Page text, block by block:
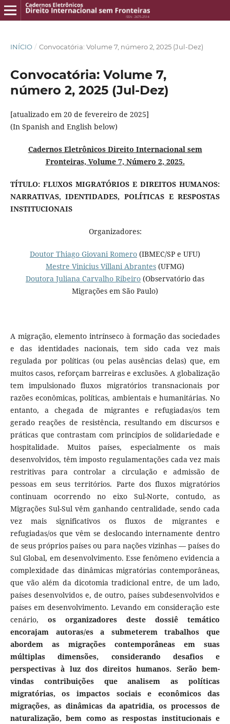
INÍCIO / Convocatória: Volume 7, número 2, 2025 (Jul-Dez)
Convocatória: Volume 7,
número 2, 2025 (Jul-Dez)
[atualizado em 20 de fevereiro de 2025]
(In Spanish and English below)
Cadernos Eletrônicos Direito Internacional sem
Fronteiras, Volume 7, Número 2, 2025.
TÍTULO: FLUXOS MIGRATÓRIOS E DIREITOS HUMANOS:
NARRATIVAS, IDENTIDADES, POLÍTICAS E RESPOSTAS
INSTITUCIONAIS
Organizadores:
Doutor Thiago Giovani Romero (IBMEC/SP e UFU)
Mestre Vinicius Villani Abrantes (UFMG)
Doutora Juliana Carvalho Ribeiro (Observatório das
Migrações em São Paulo)
A migração, elemento intrínseco à formação das sociedades
e das identidades nacionais, tem sido cada vez mais
regulada por políticas (ou pelas ausências delas) que, em
muitos casos, reforçam barreiras e exclusões. A globalização
tem impulsionado fluxos migratórios transnacionais por
razões econômicas, políticas, ambientais e humanitárias. No
entanto, a chegada de migrantes e refugiadas/os tem
gerado reações de resistência, resultando em discursos e
práticas que contrastam com princípios de solidariedade e
hospitalidade. Muitos países, especialmente os mais
desenvolvidos, têm imposto regulamentações cada vez mais
restritivas para controlar a circulação e admissão de
pessoas em seus territórios. Parte dos fluxos migratórios
continuam ocorrendo no eixo Sul-Norte, contudo, as
Migrações Sul-Sul vêm ganhando centralidade, sendo cada
vez mais significativos os fluxos de migrantes e
refugiadas/os que vêm se deslocando internamente dentro
de seus próprios países ou para nações vizinhas ― países do
Sul Global, em desenvolvimento. Esse fenômeno evidencia a
complexidade das dinâmicas migratórias contemporâneas,
que vão além da dicotomia tradicional entre, de um lado,
países desenvolvidos e, de outro, países subdesenvolvidos e
países em desenvolvimento. Levando em consideração este
cenário, os organizadores deste dossiê temático
encorajam autoras/es a submeterem trabalhos que
abordem as migrações contemporâneas em suas
múltiplas dimensões, considerando desafios e
perspectivas à luz dos direitos humanos. Serão bem-
vindas contribuições que analisem as políticas
migratórias, os impactos sociais e econômicos das
migrações, as dinâmicas da apatridia, os processos de
naturalização, bem como as respostas institucionais e